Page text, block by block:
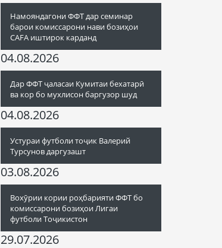
Намояндагони ФФТ дар семинар
барои комиссарони нави бозиҳои
CAFA иштирок карданд
04.08.2026
Дар ФФТ ҷаласаи Кумитаи бехатарӣ
ва кор бо мухлисон баргузор шуд
04.08.2026
Устураи футболи тоҷик Валерий
Турсунов даргузашт
03.08.2026
Вохӯрии кории роҳбарияти ФФТ бо
комиссарони бозиҳои Лигаи
футболи Тоҷикистон
29.07.2026